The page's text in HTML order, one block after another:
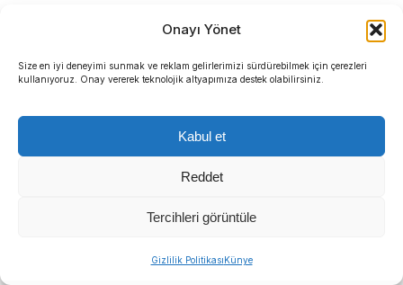
Onayı Yönet
Size en iyi deneyimi sunmak ve reklam gelirlerimizi sürdürebilmek için çerezleri
kullanıyoruz. Onay vererek teknolojik altyapımıza destek olabilirsiniz.
Kabul et
Reddet
Tercihleri görüntüle
Gizlilik PolitikasıKünye
doğrulama yapılmamış, hiçbir adli mercii
tarafından delil olarak kabul edilmemiş bu
dayanağıymış gibi kamuoyuna sunulmuştur.
bulunmayan, tamamen kurgu bir materyalin bu
şekilde haber malzemesi haline getirilmesi,
kamuoyu algısını yönlendirmek amacıyla
kullanılan açık bir dezenformasyon örneğidir ve